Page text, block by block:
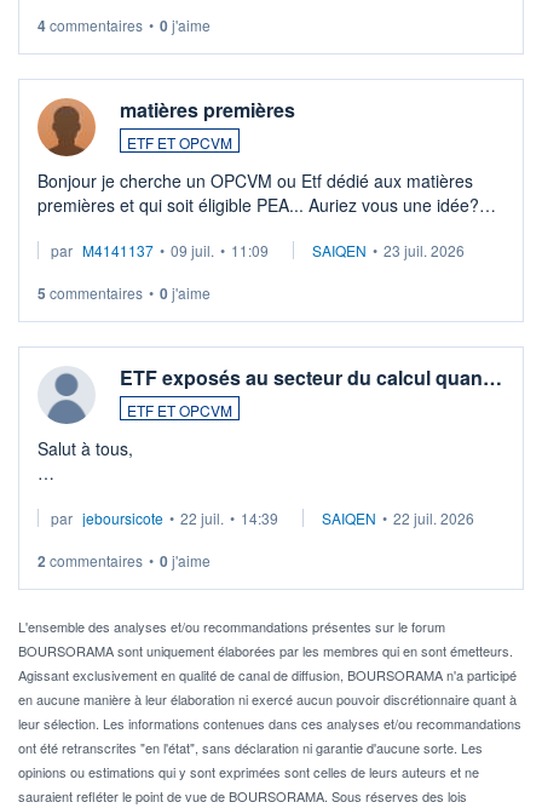
4commentaires • 0j'aime
matières premières
ETF ET OPCVM
Bonjour je cherche un OPCVM ou Etf dédié aux matières
premières et qui soit éligible PEA... Auriez vous une idée?
par M4141137 • 09 juil. • 11:09 SAIQEN • 23 juil. 2026
5 commentaires • 0j'aime
ETF exposés au secteur du calcul quan…
ETF ET OPCVM
Salut à tous,
via un ETF plutôt que des actions individuelles.
Idéalement, je voudrais qu'il soit éligible au PEA.
Pour l' ...
par jeboursicote • 22 juil. • 14:39 SAIQEN • 22 juil. 2026
2 commentaires • 0j'aime
L'ensemble des analyses et/ou recommandations présentes sur le forum
BOURSORAMA sont uniquement élaborées par les membres qui en sont émetteurs.
Agissant exclusivement en qualité de canal de diffusion, BOURSORAMA n'a participé
en aucune manière à leur élaboration ni exercé aucun pouvoir discrétionnaire quant à
leur sélection. Les informations contenues dans ces analyses et/ou recommandations
ont été retranscrites "en l'état", sans déclaration ni garantie d'aucune sorte. Les
opinions ou estimations qui y sont exprimées sont celles de leurs auteurs et ne
sauraient refléter le point de vue de BOURSORAMA. Sous réserves des lois